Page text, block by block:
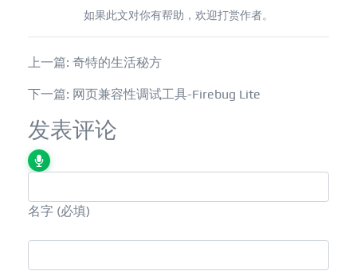
如果此文对你有帮助，欢迎打赏作者。
上一篇: 奇特的生活秘方
下一篇: 网页兼容性调试工具-Firebug Lite
发表评论
名字 (必填)